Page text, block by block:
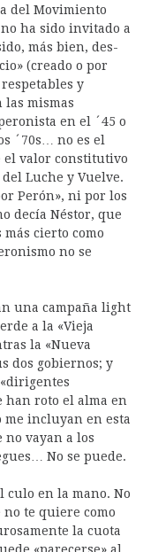
del Movimiento
ha sido invitado a
más bien, des-
(creado o por
y
mismas
en el ´45 o
´70s… no es el
el valor constitutivo
Luche y Vuelve.
Perón», ni por los
decía Néstor, que
más cierto como
no se
una campaña light
a la «Vieja
la «Nueva
dos gobiernos; y
han roto el alma en
me incluyan en esta
vayan a los
No se puede.
culo en la mano. No
te quiere como
la cuota
«parecerse» al